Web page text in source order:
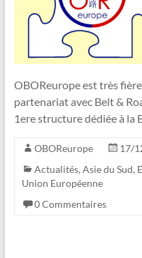
OBOReurope est très
partenariat avec Belt &
1ere structure dédiée à la
OBOReurope
17/
Actualités,Asie du Sud,
Union Européenne
0 Commentaires